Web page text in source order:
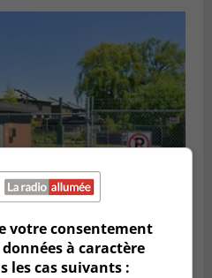
M$ pour moderniser
votre consentement
à caractère
les cas suivants :